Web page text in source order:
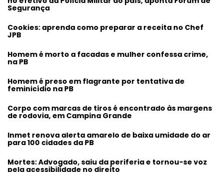
Segurança
Cookies: aprenda como preparar a receita no Chef
JPB
Homem é morto a facadas e mulher confessa crime,
na PB
Homem é preso em flagrante por tentativa de
feminicídio na PB
Corpo com marcas de tiros é encontrado às margens
de rodovia, em Campina Grande
Inmet renova alerta amarelo de baixa umidade do ar
para 100 cidades da PB
Mortes: Advogado, saiu da periferia e tornou-se voz
pela acessibilidade no direito